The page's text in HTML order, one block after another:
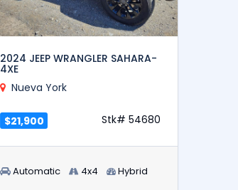
2024 JEEP WRANGLER SAHARA-
4XE
Nueva York
$21,900 Stk# 54680
Automatic 4x4 Hybrid